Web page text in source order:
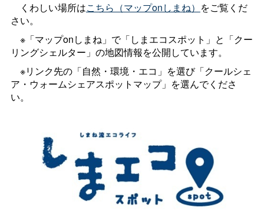
くわしい場所はこちら（マップonしまね） をご覧くだ
さい。
※「マップonしまね」で「しまエコスポット」と「クー
リングシェルター」の地図情報を公開しています。
※リンク先の「自然・環境・エコ」を選び「クールシェ
ア・ウォームシェアスポットマップ」を選んでくださ
い。